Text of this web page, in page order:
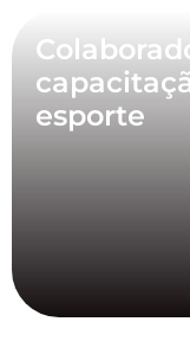
esporte